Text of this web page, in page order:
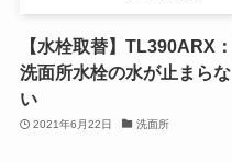
【水栓取替】TL390ARX：
洗面所水栓の水が止まらな
い
2021年6月22日 洗面所